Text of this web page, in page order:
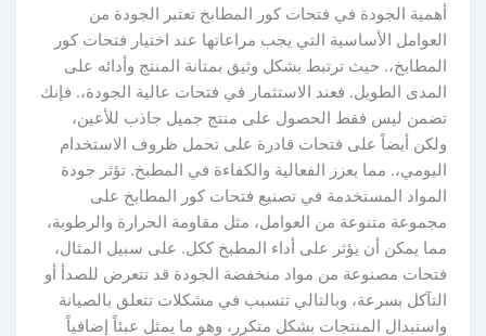
الجودة في فتحات كور المطابخ تعتبر الجودة من
الأساسية التي يجب مراعاتها عند اختيار فتحات كور
حيث ترتبط بشكل وثيق بمتانة المنتج وأدائه على
الطويل. فعند الاستثمار في فتحات عالية الجودة،. فإنك
ليس فقط الحصول على منتج جميل جاذب للأعين،
أيضاً على فتحات قادرة على تحمل ظروف الاستخدام
مما يعزز الفعالية والكفاءة في المطبخ. تؤثر جودة
المستخدمة في تصنيع فتحات كور المطابخ على
متنوعة من العوامل، مثل مقاومة الحرارة والرطوبة،
يمكن أن يؤثر على أداء المطبخ ككل. على سبيل المثال،
مصنوعة من مواد منخفضة الجودة قد تتعرض للصدأ أو
بسرعة، وبالتالي تتسبب في مشكلات تتعلق بالصيانة
المنتجات بشكل متكرر، وهو ما يمثل عبئاً إضافياً